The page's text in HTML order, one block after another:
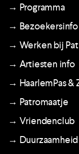
→ Programma
→ Bezoekersinfo
→ Werken bij
→ Artiesten info
→ HaarlemPas &
→ Patromaatje
→ Vriendenclub
→ Duurzaamheid